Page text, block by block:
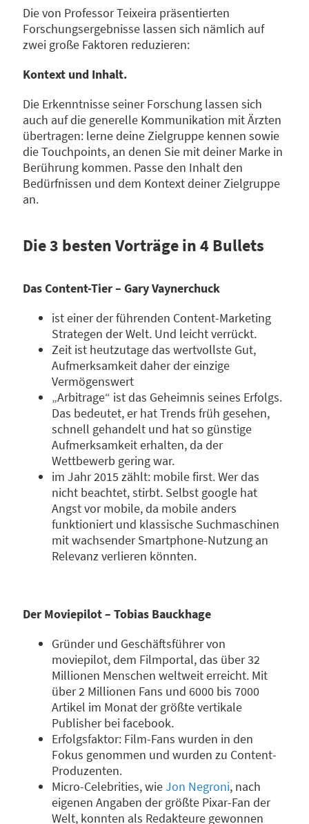
Die von Professor Teixeira präsentierten
Forschungsergebnisse lassen sich nämlich auf
zwei große Faktoren reduzieren:
Kontext und Inhalt.
Die Erkenntnisse seiner Forschung lassen sich
auch auf die generelle Kommunikation mit Ärzten
übertragen: lerne deine Zielgruppe kennen sowie
die Touchpoints, an denen Sie mit deiner Marke in
Berührung kommen. Passe den Inhalt den
Bedürfnissen und dem Kontext deiner Zielgruppe
an.
Die 3 besten Vorträge in 4 Bullets
Das Content-Tier – Gary Vaynerchuck
ist einer der führenden Content-Marketing
Strategen der Welt. Und leicht verrückt.
Zeit ist heutzutage das wertvollste Gut,
Aufmerksamkeit daher der einzige
Vermögenswert
„Arbitrage“ ist das Geheimnis seines Erfolgs.
Das bedeutet, er hat Trends früh gesehen,
schnell gehandelt und hat so günstige
Aufmerksamkeit erhalten, da der
Wettbewerb gering war.
im Jahr 2015 zählt: mobile first. Wer das
nicht beachtet, stirbt. Selbst google hat
Angst vor mobile, da mobile anders
funktioniert und klassische Suchmaschinen
mit wachsender Smartphone-Nutzung an
Relevanz verlieren könnten.
Der Moviepilot – Tobias Bauckhage
Gründer und Geschäftsführer von
moviepilot, dem Filmportal, das über 32
Millionen Menschen weltweit erreicht. Mit
über 2 Millionen Fans und 6000 bis 7000
Artikel im Monat der größte vertikale
Publisher bei facebook.
Erfolgsfaktor: Film-Fans wurden in den
Fokus genommen und wurden zu Content-
Produzenten.
Micro-Celebrities, wieJon Negroni, nach
eigenen Angaben der größte Pixar-Fan der
Welt, konnten als Redakteure gewonnen